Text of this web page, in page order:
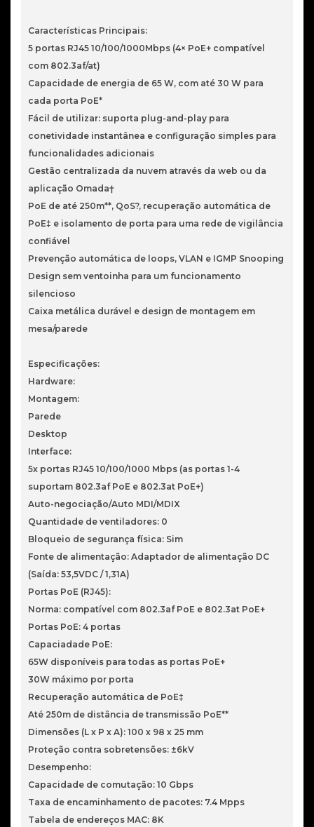
Gigabit
com
POe+
Características Principais:
5 portas RJ45 10/100/1000Mbps (4× PoE+ compatível
com 802.3af/at)
Capacidade de energia de 65 W, com até 30 W para
cada porta PoE*
Fácil de utilizar: suporta plug-and-play para
conetividade instantânea e configuração simples para
funcionalidades adicionais
Gestão centralizada da nuvem através da web ou da
aplicação Omada†
PoE de até 250m**, QoS?, recuperação automática de
PoE‡ e isolamento de porta para uma rede de vigilância
confiável
Prevenção automática de loops, VLAN e IGMP Snooping
Design sem ventoinha para um funcionamento
silencioso
Caixa metálica durável e design de montagem em
mesa/parede
Especificações:
Hardware:
Montagem:
Parede
Desktop
Interface:
5x portas RJ45 10/100/1000 Mbps (as portas 1-4
suportam 802.3af PoE e 802.3at PoE+)
Auto-negociação/Auto MDI/MDIX
Quantidade de ventiladores: 0
Bloqueio de segurança física: Sim
Fonte de alimentação: Adaptador de alimentação DC
(Saída: 53,5VDC / 1,31A)
Portas PoE (RJ45):
Norma: compatível com 802.3af PoE e 802.3at PoE+
Portas PoE: 4 portas
Capaciadade PoE:
65W disponíveis para todas as portas PoE+
30W máximo por porta
Recuperação automática de PoE‡
Até 250m de distância de transmissão PoE**
Dimensões (L x P x A): 100 x 98 x 25 mm
Proteção contra sobretensões: ±6kV
Desempenho:
Capacidade de comutação: 10 Gbps
Taxa de encaminhamento de pacotes: 7.4 Mpps
Tabela de endereços MAC: 8K